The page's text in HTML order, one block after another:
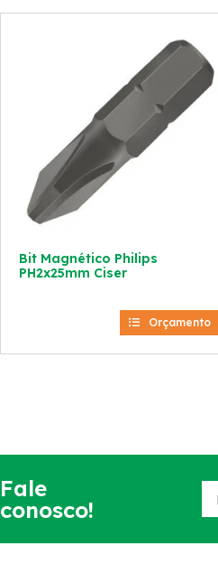
Bit Magnético Philips
PH2x25mm Ciser
Orçamento
Fale
conosco!